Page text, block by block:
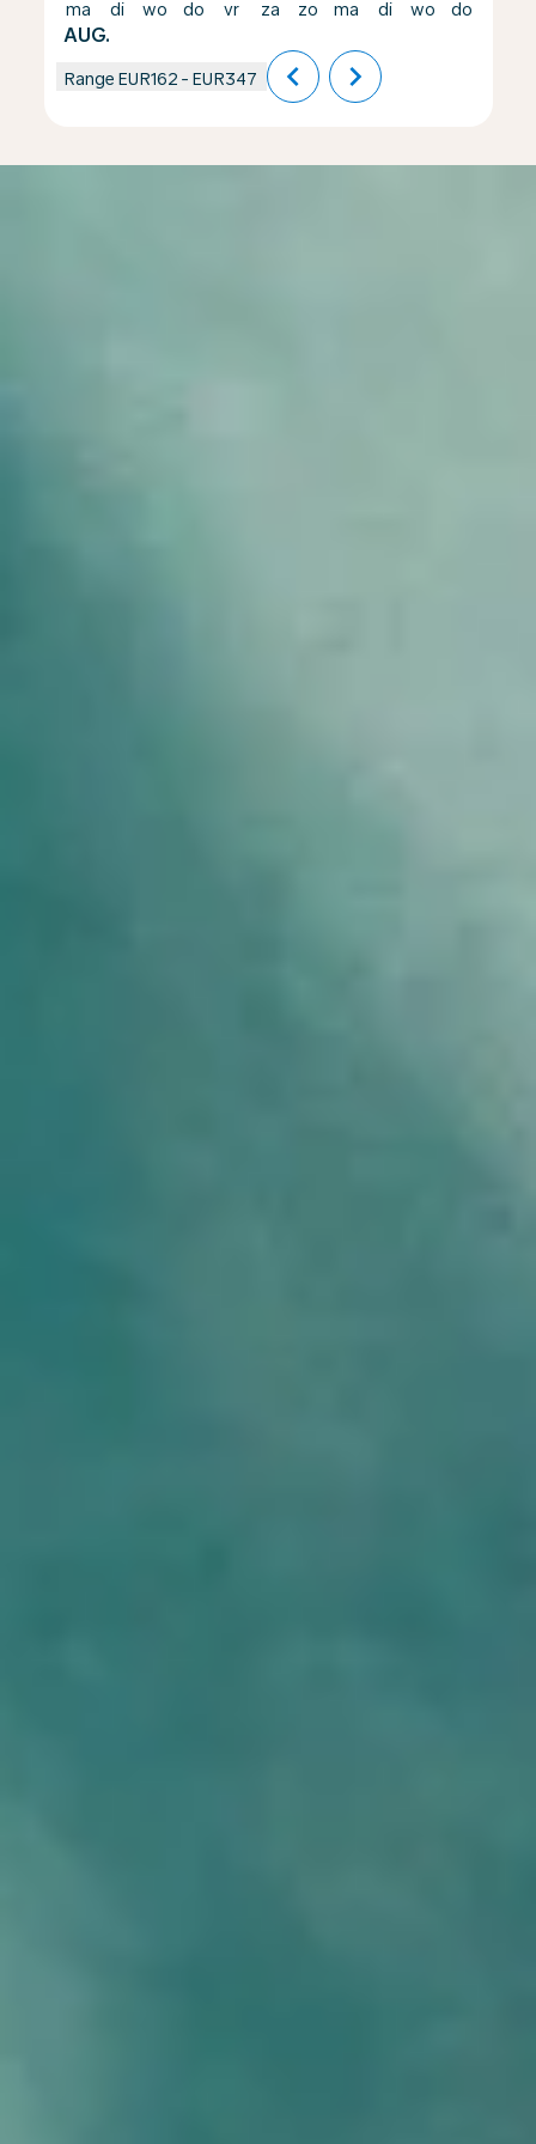
ma
AUG.
di wo do vr za zo ma di wo do
Range EUR162 - EUR347 chevron_left chevron_right